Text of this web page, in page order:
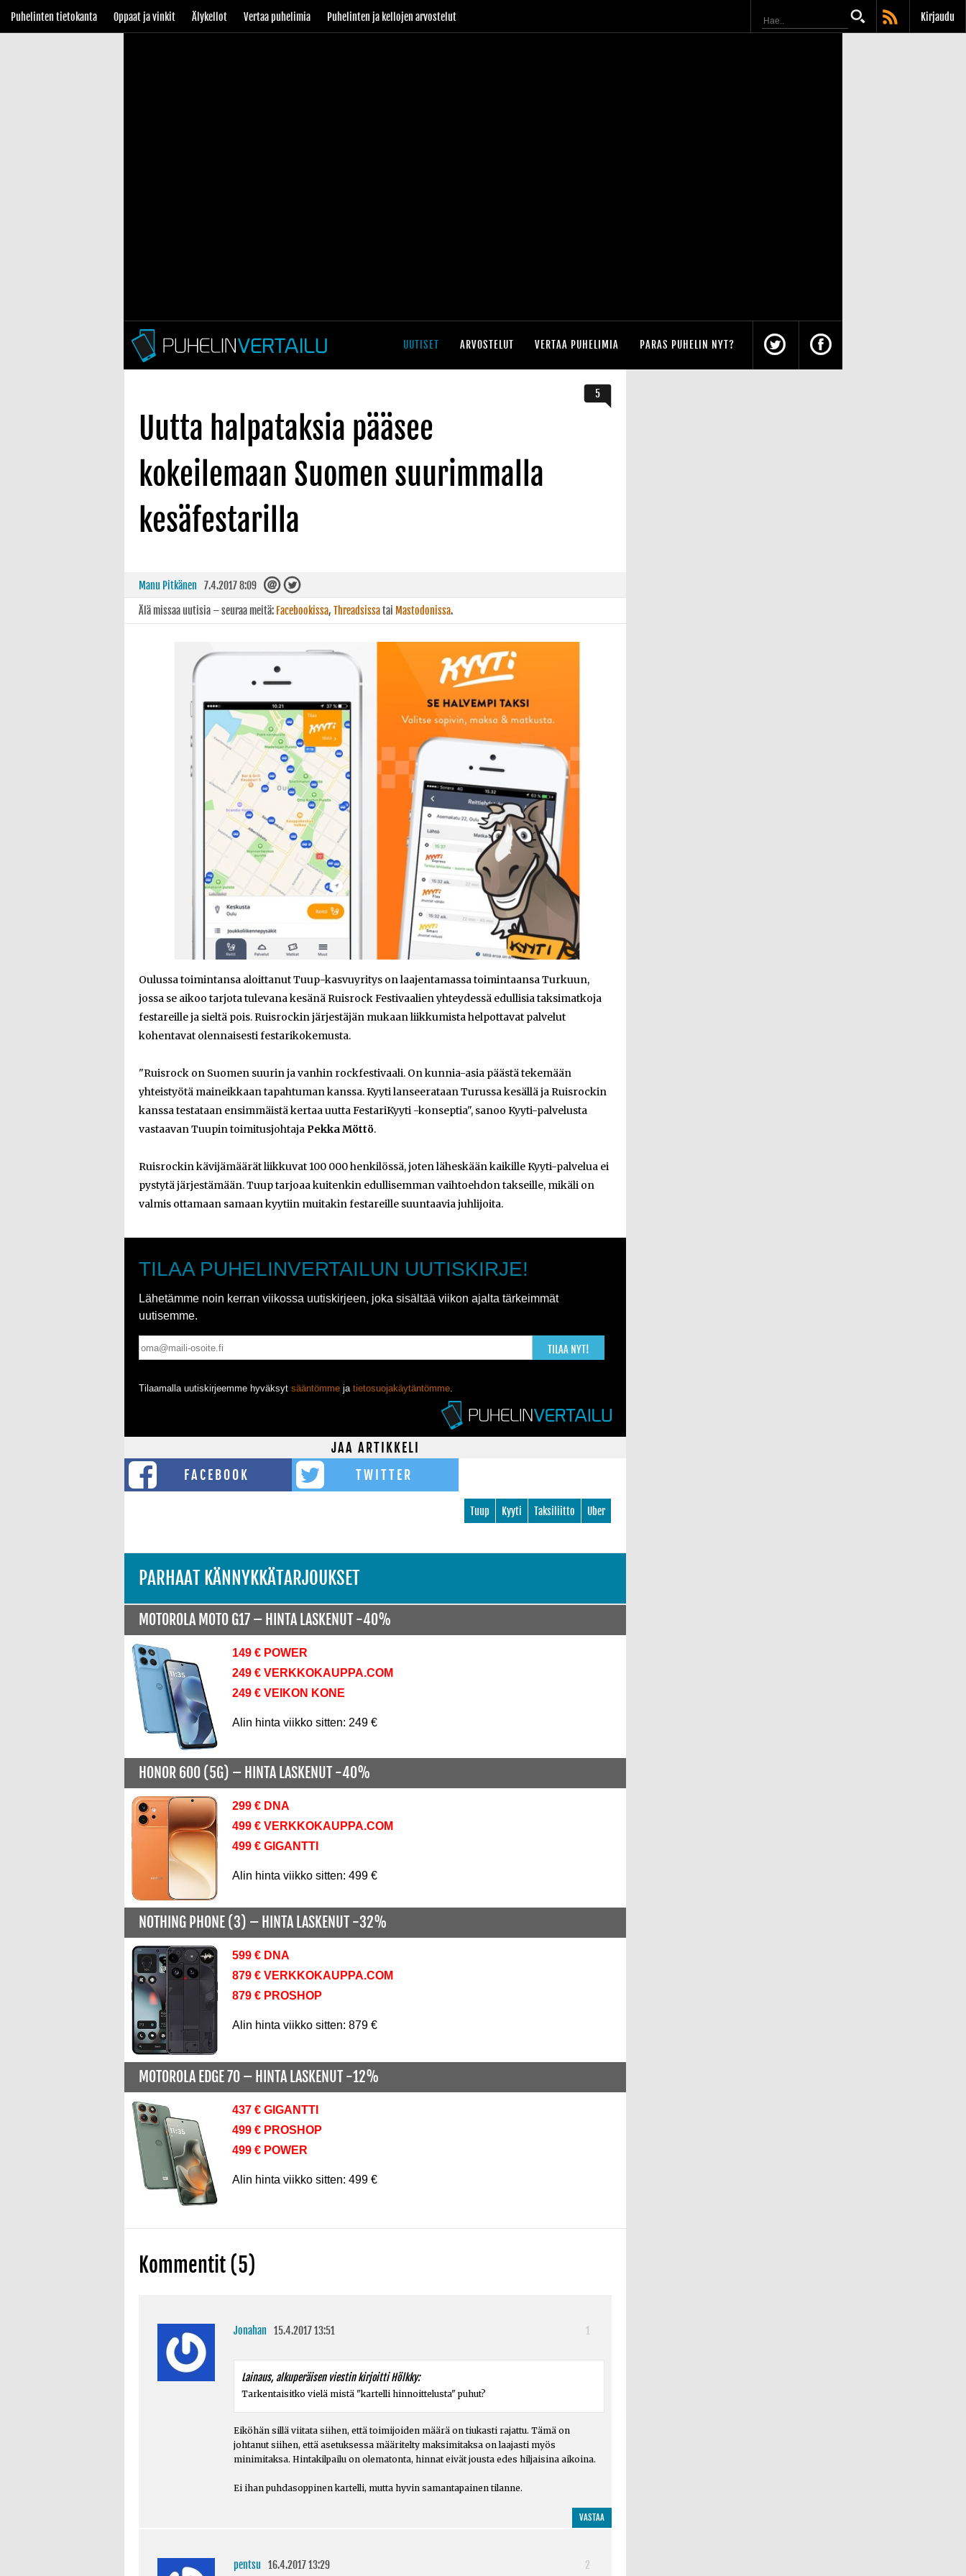
Puhelinten tietokanta Oppaat ja vinkit Älykellot Vertaa puhelimia Puhelinten ja kellojen arvostelut Kirjaudu
UUTISET ARVOSTELUT VERTAA PUHELIMIA PARAS PUHELIN NYT?
Uutta halpataksia pääsee
kokeilemaan Suomen suurimmalla
kesäfestarilla
5
Manu Pitkänen 7.4.2017 8:09
Älä missaa uutisia – seuraa meitä: Facebookissa, Threadsissatai Mastodonissa.
Oulussa toimintansa aloittanut Tuup-kasvuyritys on laajentamassa toimintaansa Turkuun,
jossa se aikoo tarjota tulevana kesänä Ruisrock Festivaalien yhteydessä edullisia taksimatkoja
festareille ja sieltä pois. Ruisrockin järjestäjän mukaan liikkumista helpottavat palvelut
kohentavat olennaisesti festarikokemusta.
"Ruisrock on Suomen suurin ja vanhin rockfestivaali. On kunnia-asia päästä tekemään
yhteistyötä maineikkaan tapahtuman kanssa. Kyyti lanseerataan Turussa kesällä ja Ruisrockin
kanssa testataan ensimmäistä kertaa uutta FestariKyyti -konseptia", sanoo Kyyti-palvelusta
vastaavan Tuupin toimitusjohtajaPekka Möttö.
Ruisrockin kävijämäärät liikkuvat 100 000 henkilössä, joten läheskään kaikille Kyyti-palvelua ei
pystytä järjestämään. Tuup tarjoaa kuitenkin edullisemman vaihtoehdon takseille, mikäli on
valmis ottamaan samaan kyytiin muitakin festareille suuntaavia juhlijoita.
TILAA PUHELINVERTAILUN UUTISKIRJE!
Lähetämme noin kerran viikossa uutiskirjeen, joka sisältää viikon ajalta tärkeimmät
uutisemme.
TILAA NYT!
Tilaamalla uutiskirjeemme hyväksyt sääntömme ja tietosuojakäytäntömme.
JAA ARTIKKELI
FACEBOOK
TWITTER
Uber
Taksiliitto
Kyyti
Tuup
PARHAAT KÄNNYKKÄTARJOUKSET
MOTOROLA MOTO G17 – HINTA LASKENUT -40%
149 € POWER
249 € VERKKOKAUPPA.COM
249 € VEIKON KONE
Alin hinta viikko sitten: 249 €
HONOR 600 (5G) – HINTA LASKENUT -40%
299 € DNA
499 € VERKKOKAUPPA.COM
499 € GIGANTTI
Alin hinta viikko sitten: 499 €
NOTHING PHONE (3) – HINTA LASKENUT -32%
599 € DNA
879 € VERKKOKAUPPA.COM
879 € PROSHOP
Alin hinta viikko sitten: 879 €
MOTOROLA EDGE 70 – HINTA LASKENUT -12%
437 € GIGANTTI
499 € PROSHOP
499 € POWER
Alin hinta viikko sitten: 499 €
Kommentit (5)
Jonahan 15.4.2017 13:51 1
Lainaus, alkuperäisen viestin kirjoitti Hölkky:
Tarkentaisitko vielä mistä "kartelli hinnoittelusta" puhut?
Eiköhän sillä viitata siihen, että toimijoiden määrä on tiukasti rajattu. Tämä on
johtanut siihen, että asetuksessa määritelty maksimitaksa on laajasti myös
minimitaksa. Hintakilpailu on olematonta, hinnat eivät jousta edes hiljaisina aikoina.
Ei ihan puhdasoppinen kartelli, mutta hyvin samantapainen tilanne.
VASTAA
pentsu 16.4.2017 13:29 2